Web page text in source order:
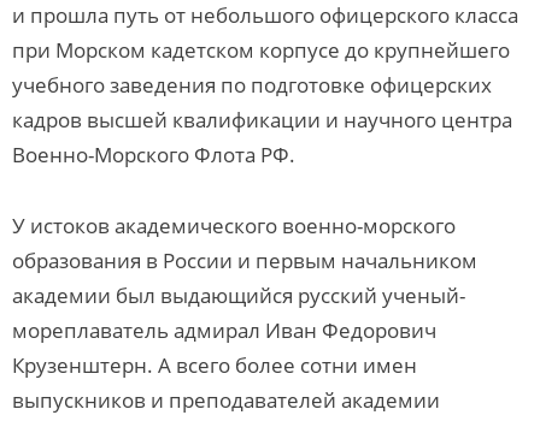
и прошла путь от небольшого офицерского класса
при Морском кадетском корпусе до крупнейшего
учебного заведения по подготовке офицерских
кадров высшей квалификации и научного центра
Военно-Морского Флота РФ.
У истоков академического военно-морского
образования в России и первым начальником
академии был выдающийся русский ученый-
мореплаватель адмирал Иван Федорович
Крузенштерн. А всего более сотни имен
выпускников и преподавателей академии